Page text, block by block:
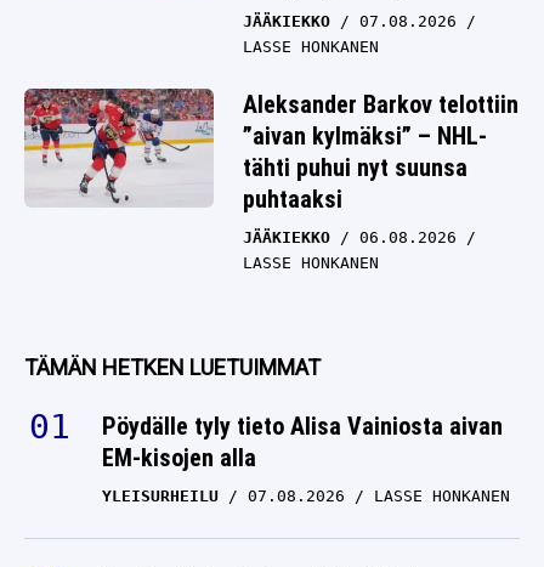
JÄÄKIEKKO
07.08.2026
LASSE HONKANEN
Aleksander Barkov telottiin
”aivan kylmäksi” – NHL-
tähti puhui nyt suunsa
puhtaaksi
JÄÄKIEKKO
06.08.2026
LASSE HONKANEN
TÄMÄN HETKEN LUETUIMMAT
Pöydälle tyly tieto Alisa Vainiosta aivan
EM-kisojen alla
YLEISURHEILU 07.08.2026 LASSE HONKANEN